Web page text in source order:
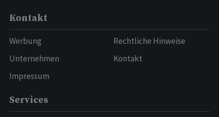
Kontakt
Werbung
Unternehmen
Impressum
Rechtliche Hinweise
Kontakt
Services